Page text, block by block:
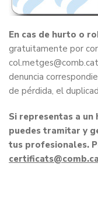
En cas de hurto o
gratuitamente por
denuncia
de pérdida, el
Si representas a
puedes tramitar y
tus profesionales.
certificats